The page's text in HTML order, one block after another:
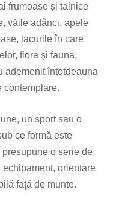
frumoase și tainice
văile adânci, apele
lacurile în care
flora și fauna,
ademenit întotdeauna
contemplare.
un sport sau o
ce formă este
o serie de
orientare
faţă de munte.